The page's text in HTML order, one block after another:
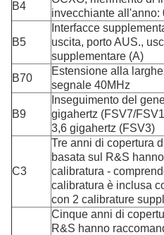
B4
invecchiante all'anno:
B5
Interfacce
uscita, porto AUS.,
supplementare (A)
B70
Estensione alla
segnale 40MHz
B9
Inseguimento del
gigahertz (FSV7/
3,6 gigahertz (FSV3)
C3
Tre anni di copertura
basata sul R&S
calibratura -
calibratura è inclusa
con 2 calibrature
Cinque anni di
R&S hanno